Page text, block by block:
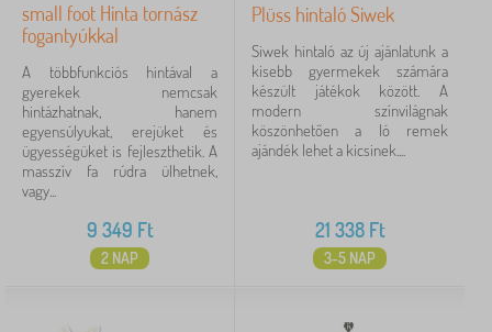
small foot Hinta tornász
fogantyúkkal
A többfunkciós hintával a
gyerekek nemcsak
hintázhatnak, hanem
egyensúlyukat, erejüket és
ügyességüket is fejleszthetik. A
masszív fa rúdra ülhetnek,
vagy...
9 349 Ft
2 NAP
Plüss hintaló Siwek
Siwek hintaló az új ajánlatunk a
kisebb gyermekek számára
készült játékok között. A
modern színvilágnak
köszönhetően a ló remek
ajándék lehet a kicsinek....
21 338Ft
3-5 NAP